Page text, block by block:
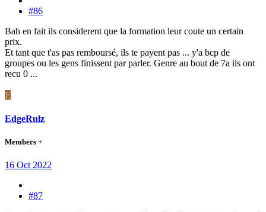
#86
Bah en fait ils considerent que la formation leur coute un certain
prix.
Et tant que t'as pas remboursé, ils te payent pas ... y'a bcp de
groupes ou les gens finissent par parler. Genre au bout de 7a ils ont
recu 0 ...
E
EdgeRulz
Members +
16 Oct 2022
#87